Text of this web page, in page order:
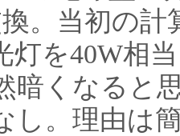
。当初の計
灯を40W相
暗くなると
し。理由は